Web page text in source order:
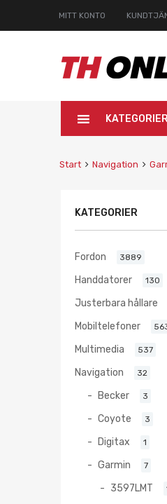
MITT KONTO
KATEGORIER
Start Navigation
KATEGORIER
Fordon 3889
Handdatorer 130
Justerbara hållare
Mobiltelefoner
Multimedia 537
Navigation 32
Becker 3
Coyote 3
Digitax 1
Garmin 7
3597LMT